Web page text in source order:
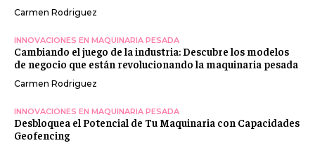
Carmen Rodriguez
INNOVACIONES EN MAQUINARIA PESADA
Cambiando el juego de la industria: Descubre los modelos
de negocio que están revolucionando la maquinaria pesada
Carmen Rodriguez
INNOVACIONES EN MAQUINARIA PESADA
Desbloquea el Potencial de Tu Maquinaria con Capacidades
Geofencing